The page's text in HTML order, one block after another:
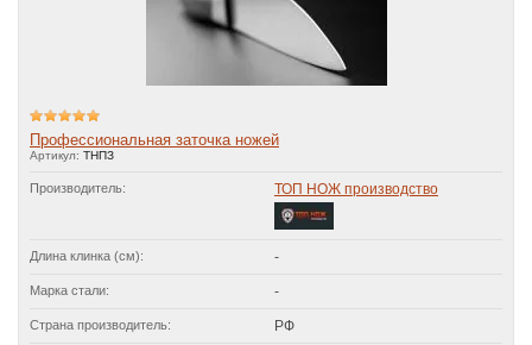
Профессиональная заточка ножей
Артикул: ТНПЗ
Производитель: ТОП НОЖ производство
Длина клинка (см): -
Марка стали: -
Страна производитель: РФ